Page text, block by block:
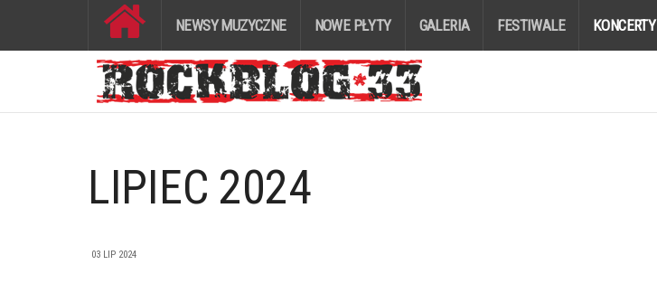
NEWSY MUZYCZNE NOWE PŁYTY GALERIA FESTIWALE KONCERTY
LIPIEC 2024
03 LIP 2024